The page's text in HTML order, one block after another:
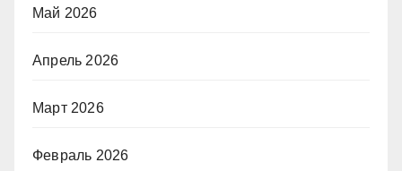
Май 2026
Апрель 2026
Март 2026
Февраль 2026